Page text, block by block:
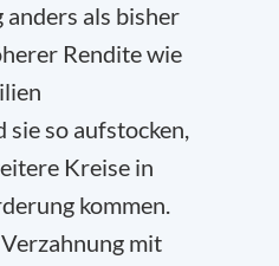
als bisher
Rendite wie
sie so aufstocken,
Kreise in
kommen.
mit